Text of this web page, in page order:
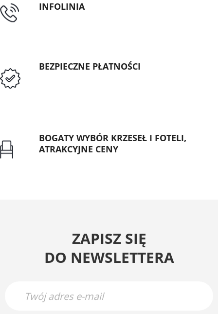
INFOLINIA
BEZPIECZNE PŁATNOŚCI
BOGATY WYBÓR KRZESEŁ I FOTELI,
ATRAKCYJNE CENY
ZAPISZ SIĘ
DO NEWSLETTERA